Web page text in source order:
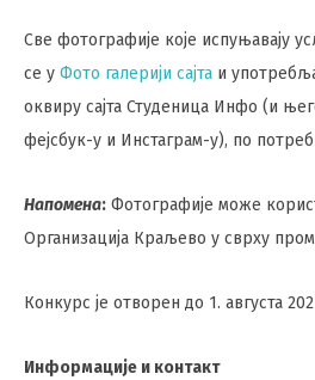
Све фотографије које испуњавају
се у Фото галерији сајта и
оквиру сајта Студеница Инфо (и
фејсбук-у и Инстаграм-у), по
Напомена: Фотографије може
Организација Краљево у сврху
Конкурс је отворен до 1. августа
Информације и контакт